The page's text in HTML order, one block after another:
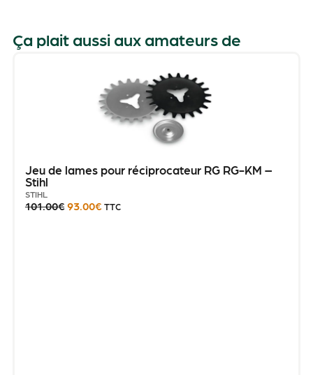
Ça plait aussi aux amateurs de
Jeu de lames pour réciprocateur RG RG-KM –
Stihl
STIHL
101.00€ 93.00€ TTC